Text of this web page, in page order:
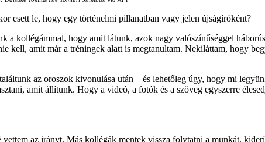
esett le, hogy egy történelmi pillanatban vagy jelen újságíróként?
a kollégámmal, hogy amit látunk, azok nagy valószínűséggel
kell, amit már a tréningek alatt is megtanultam. Nekiláttam, hogy
az oroszok kivonulása után – és lehetőleg úgy, hogy mi
amit állítunk. Hogy a videó, a fotók és a szöveg egyszerre
az irányt. Más kollégák mentek vissza folytatni a munkát,